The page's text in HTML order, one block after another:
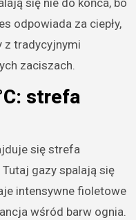
odpowiada za ciepły,
z tradycyjnymi
zaciszach.
strefa
się strefa
Tutaj gazy spalają się
intensywne fioletowe
wśród barw ognia.